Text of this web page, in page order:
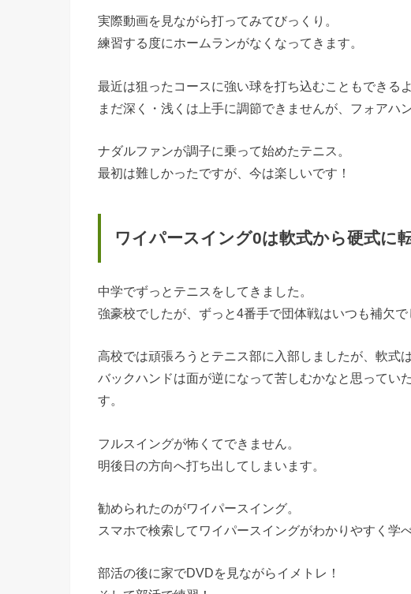
実際動画を見ながら打ってみてびっくり。
練習する度にホームランがなくなってきます。
最近は狙ったコースに強い球を打ち込むこともできる
まだ深く・浅くは上手に調節できませんが、フォアハ
ナダルファンが調子に乗って始めたテニス。
最初は難しかったですが、今は楽しいです！
ワイパースイング0は軟式から硬式に
中学でずっとテニスをしてきました。
強豪校でしたが、ずっと4番手で団体戦はいつも補欠で
高校では頑張ろうとテニス部に入部しましたが、軟式
バックハンドは面が逆になって苦しむかなと思ってい
す。
フルスイングが怖くてできません。
明後日の方向へ打ち出してしまいます。
勧められたのがワイパースイング。
スマホで検索してワイパースイングがわかりやすく学
部活の後に家でDVDを見ながらイメトレ！